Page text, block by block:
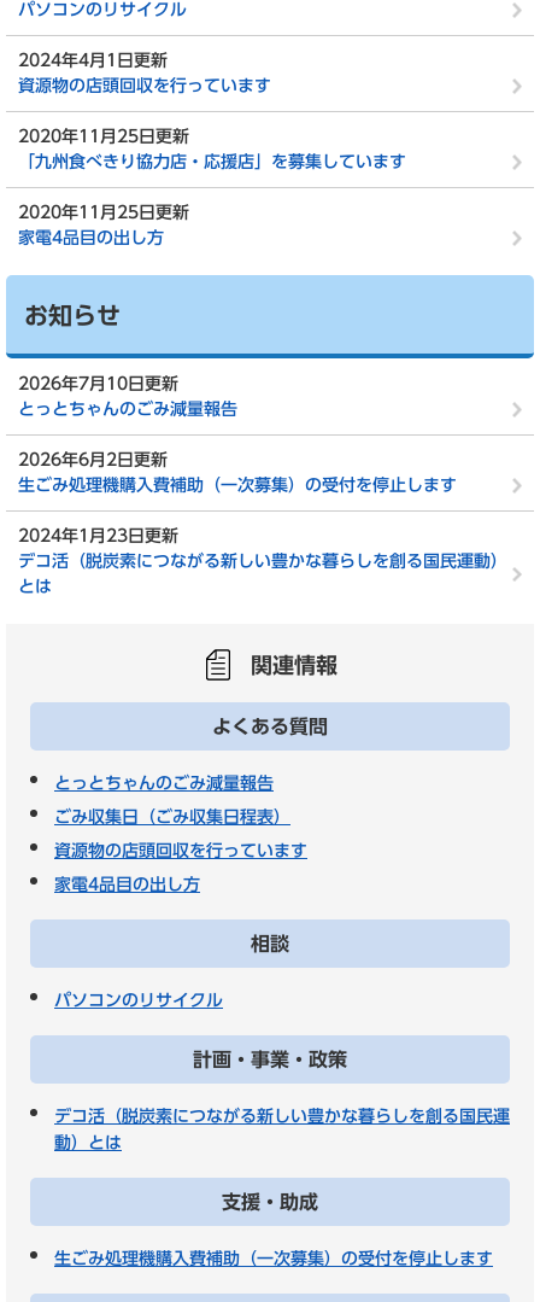
パソコンのリサイクル
2024年4月1日更新
資源物の店頭回収を行っています
2020年11月25日更新
「九州食べきり協力店・応援店」を募集しています
2020年11月25日更新
家電4品目の出し方
お知らせ
2026年7月10日更新
とっとちゃんのごみ減量報告
2026年6月2日更新
生ごみ処理機購入費補助（一次募集）の受付を停止します
2024年1月23日更新
デコ活（脱炭素につながる新しい豊かな暮らしを創る国民運動）
とは
関連情報
よくある質問
とっとちゃんのごみ減量報告
ごみ収集日（ごみ収集日程表）
資源物の店頭回収を行っています
家電4品目の出し方
相談
パソコンのリサイクル
計画・事業・政策
デコ活（脱炭素につながる新しい豊かな暮らしを創る国民運
動）とは
支援・助成
生ごみ処理機購入費補助（一次募集）の受付を停止します